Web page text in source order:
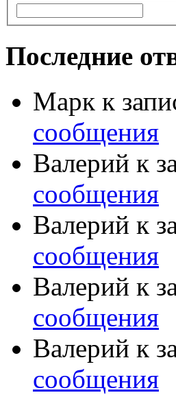
Последние
Марк к
сообщения
Валерий к
сообщения
Валерий к
сообщения
Валерий к
сообщения
Валерий к
сообщения